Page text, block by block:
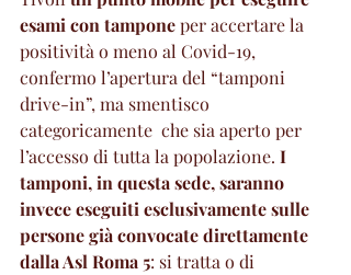
esami con tampone per accertare la
positività o meno al Covid-19,
confermo l’apertura del “tamponi
drive-in”, ma smentisco
categoricamente  che sia aperto per
l’accesso di tutta la popolazione. I
tamponi, in questa sede, saranno
invece eseguiti esclusivamente sulle
persone già convocate direttamente
dalla Asl Roma 5: si tratta o di